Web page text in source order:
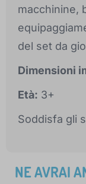
macchinine,
del set da
Dimensioni
Età: 3+
Soddisfa gli
NE AVRAI